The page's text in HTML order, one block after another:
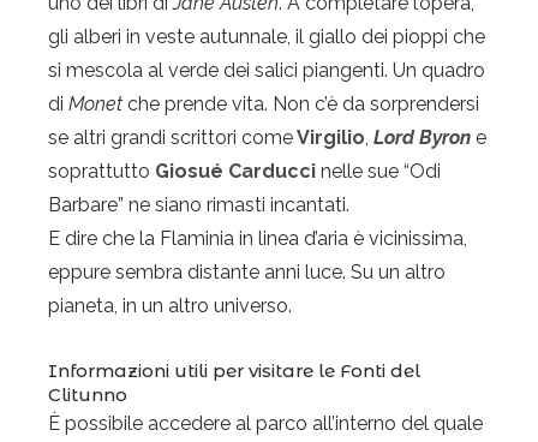
gli alberi in veste autunnale, il giallo dei pioppi che
si mescola al verde dei salici piangenti. Un quadro
di Monet che prende vita. Non c’è da sorprendersi
se altri grandi scrittori comeVirgilio, Lord Byron e
soprattutto Giosué Carducci nelle sue “Odi
Barbare” ne siano rimasti incantati.
E dire che la Flaminia in linea d’aria è vicinissima,
eppure sembra distante anni luce. Su un altro
pianeta, in un altro universo.
Informazioni utili per visitare le Fonti del
Clitunno
È possibile accedere al parco all’interno del quale